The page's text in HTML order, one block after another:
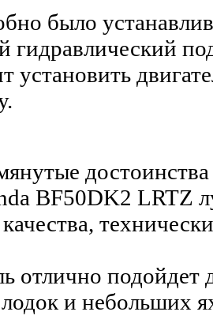
было
гидравлический
установить
достоинства
BF50DK2 LRTZ
отлично подойдет
и небольших